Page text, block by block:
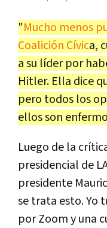
"Mucho menos
Coalición Cívica,
a su líder por
Hitler. Ella dice
pero todos los
ellos son
Luego de la
presidencial de
presidente
se trata esto. Yo
por Zoom y una